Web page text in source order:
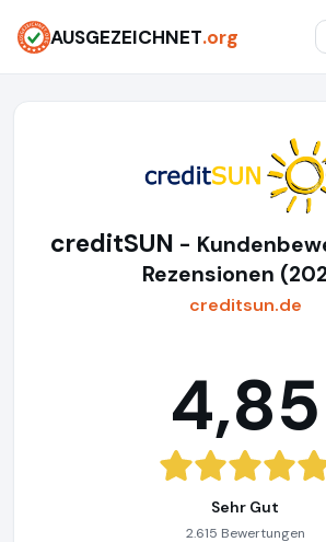
AUSGEZEICHNET.org
creditSUN -
Rezensionen
creditsun.de
4,85
Sehr Gut
2.615 Bewertungen